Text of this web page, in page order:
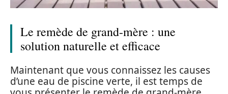
Le remède de grand-mère : une
solution naturelle et efficace
Maintenant que vous connaissez les causes
d’une eau de piscine verte, il est temps de